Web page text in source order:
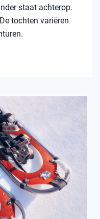
staat achterop.
tochten variëren